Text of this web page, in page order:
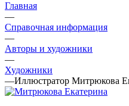
Главная
—
Справочная информация
—
Авторы и художники
—
Художники
—Иллюстратор Митрюкова